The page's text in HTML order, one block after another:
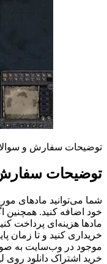
توضیحات سفارش و
توضیحات
شما می‌توانید مادهای
خود اضافه کنید. همچنین
مادها هزینه‌ای پرداخت
خریداری کنید و تا زمان
موجود در وب‌سایت به
خرید اشتراک دانلود روی